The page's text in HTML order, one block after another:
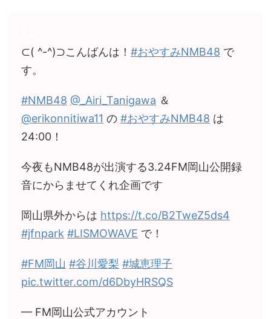
⊂( ^-^)⊃こんばんは！ #おやすみNMB48 で
す。
#NMB48 @_Airi_Tanigawa ＆
@erikonnitiwa11 の #おやすみNMB48 は
24:00！
今夜もNMB48が出演する3.24FM岡山公開録
音にからませてくれ企画です
岡山県外からは https://t.co/B2TweZ5ds4
#jfnpark #LISMOWAVE で！
#FM岡山 #谷川愛梨 #城恵理子
pic.twitter.com/d6DbyHRSQS
— FM岡山公式アカウント